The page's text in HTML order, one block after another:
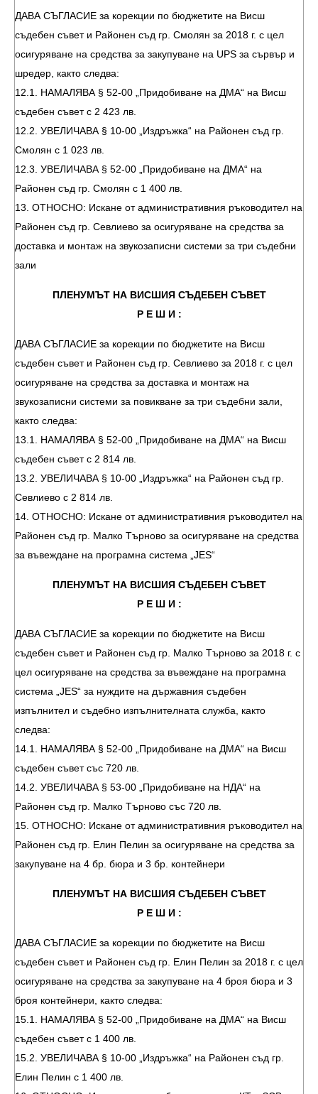
ДАВА СЪГЛАСИЕ за корекции по бюджетите на Висш
съдебен съвет и Районен съд гр. Смолян за 2018 г. с цел
осигуряване на средства за закупуване на UPS за сървър и
шредер, както следва:
12.1. НАМАЛЯВА § 52-00 „Придобиване на ДМА“ на Висш
съдебен съвет с 2 423 лв.
12.2. УВЕЛИЧАВА § 10-00 „Издръжка“ на Районен съд гр.
Смолян с 1 023 лв.
12.3. УВЕЛИЧАВА § 52-00 „Придобиване на ДМА“ на
Районен съд гр. Смолян с 1 400 лв.
13. ОТНОСНО: Искане от административния ръководител на
Районен съд гр. Севлиево за осигуряване на средства за
доставка и монтаж на звукозаписни системи за три съдебни
зали
ПЛЕНУМЪТ НА ВИСШИЯ СЪДЕБЕН СЪВЕТ
Р Е Ш И :
ДАВА СЪГЛАСИЕ за корекции по бюджетите на Висш
съдебен съвет и Районен съд гр. Севлиево за 2018 г. с цел
осигуряване на средства за доставка и монтаж на
звукозаписни системи за повикване за три съдебни зали,
както следва:
13.1. НАМАЛЯВА § 52-00 „Придобиване на ДМА“ на Висш
съдебен съвет с 2 814 лв.
13.2. УВЕЛИЧАВА § 10-00 „Издръжка“ на Районен съд гр.
Севлиево с 2 814 лв.
14. ОТНОСНО: Искане от административния ръководител на
Районен съд гр. Малко Търново за осигуряване на средства
за въвеждане на програмна система „JES“
ПЛЕНУМЪТ НА ВИСШИЯ СЪДЕБЕН СЪВЕТ
Р Е Ш И :
ДАВА СЪГЛАСИЕ за корекции по бюджетите на Висш
съдебен съвет и Районен съд гр. Малко Търново за 2018 г. с
цел осигуряване на средства за въвеждане на програмна
система „JES“ за нуждите на държавния съдебен
изпълнител и съдебно изпълнителната служба, както
следва:
14.1. НАМАЛЯВА § 52-00 „Придобиване на ДМА“ на Висш
съдебен съвет със 720 лв.
14.2. УВЕЛИЧАВА § 53-00 „Придобиване на НДА“ на
Районен съд гр. Малко Търново със 720 лв.
15. ОТНОСНО: Искане от административния ръководител на
Районен съд гр. Елин Пелин за осигуряване на средства за
закупуване на 4 бр. бюра и 3 бр. контейнери
ПЛЕНУМЪТ НА ВИСШИЯ СЪДЕБЕН СЪВЕТ
Р Е Ш И :
ДАВА СЪГЛАСИЕ за корекции по бюджетите на Висш
съдебен съвет и Районен съд гр. Елин Пелин за 2018 г. с цел
осигуряване на средства за закупуване на 4 броя бюра и 3
броя контейнери, както следва:
15.1. НАМАЛЯВА § 52-00 „Придобиване на ДМА“ на Висш
съдебен съвет с 1 400 лв.
15.2. УВЕЛИЧАВА § 10-00 „Издръжка“ на Районен съд гр.
Елин Пелин с 1 400 лв.